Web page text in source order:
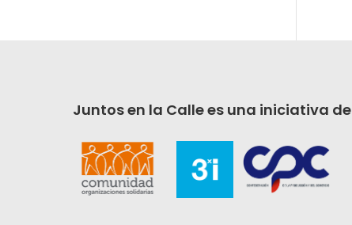
Juntos en la Calle es una iniciativa de